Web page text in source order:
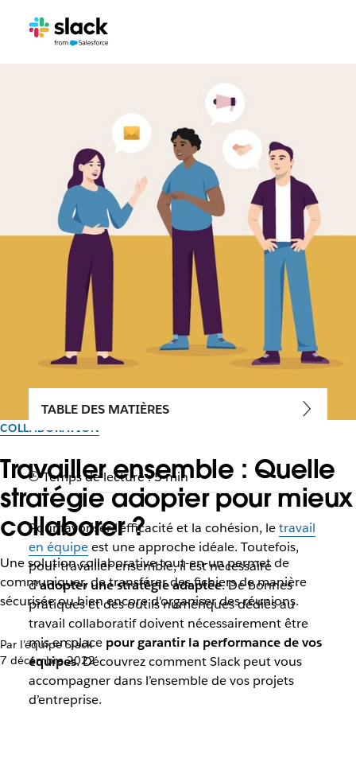
COLLABORATION
Travailler ensemble : Quelle
stratégie adopter pour mieux
collaborer ?
Une solution collaborative tout-en-un permet de
communiquer, de transférer des fichiers de manière
sécurisée ou bien encore d'organiser des réunions.
Par l’équipe Slack
7 décembre 2022
TABLE DES MATIÈRES
Temps de lecture : 5 min
Pour favoriser l’efficacité et la cohésion, letravail
en équipeest une approche idéale. Toutefois,
pour travailler ensemble, il est nécessaire
d’adopter une stratégie adaptée. De bonnes
pratiques et des outils numériques dédiés au
travail collaboratif doivent nécessairement être
mis en place pour garantir la performance de vos
équipes. Découvrez comment Slack peut vous
accompagner dans l’ensemble de vos projets
d’entreprise.